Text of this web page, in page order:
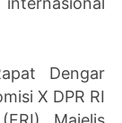
Dengar
X DPR RI